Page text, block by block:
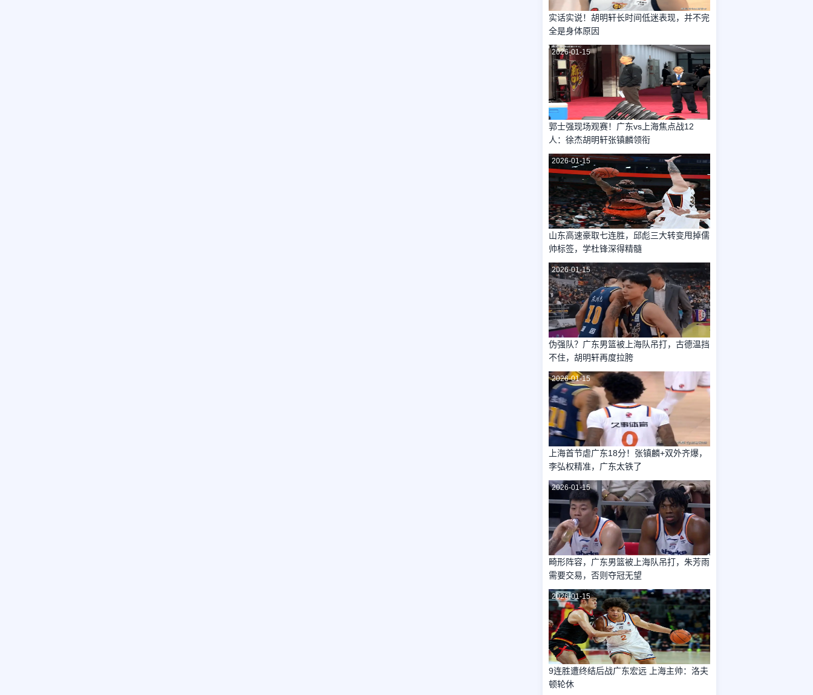
实话实说！胡明轩长时间低迷表现，并不完
全是身体原因
2026-01-15
郭士强现场观赛！广东vs上海焦点战12
人：徐杰胡明轩张镇麟领衔
2026-01-15
山东高速豪取七连胜，邱彪三大转变甩掉儒
帅标签，学杜锋深得精髓
2026-01-15
伪强队？广东男篮被上海队吊打，古德温挡
不住，胡明轩再度拉胯
2026-01-15
上海首节虐广东18分！张镇麟+双外齐爆，
李弘权精准，广东太铁了
2026-01-15
畸形阵容，广东男篮被上海队吊打，朱芳雨
需要交易，否则夺冠无望
2026-01-15
9连胜遭终结后战广东宏远 上海主帅：洛夫
顿轮休